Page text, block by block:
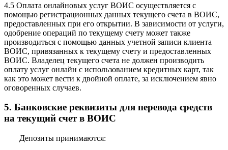
4.5 Оплата онлайновых услуг ВОИС осуществляется с
помощью регистрационных данных текущего счета в ВОИС,
предоставленных при его открытии. В зависимости от услуги,
одобрение операций по текущему счету может также
производиться с помощью данных учетной записи клиента
ВОИС, привязанных к текущему счету и предоставленных
ВОИС. Владелец текущего счета не должен производить
оплату услуг онлайн с использованием кредитных карт, так
как это может вести к двойной оплате, за исключением явно
оговоренных случаев.
5. Банковские реквизиты для перевода средств
на текущий счет в ВОИС
Депозиты принимаются: